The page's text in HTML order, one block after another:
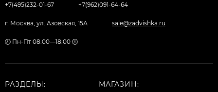
+7(495)232-01-67 +7(962)091-64-64
г. Москва, ул. Азовская, 15А sale@zadvishka.ru
🕗 Пн-Пт 08:00—18:00 🕕
РАЗДЕЛЫ: МАГАЗИН: